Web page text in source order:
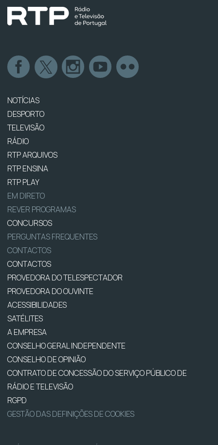
NOTÍCIAS
DESPORTO
TELEVISÃO
RÁDIO
RTP ARQUIVOS
RTP ENSINA
RTP PLAY
EM DIRETO
REVER PROGRAMAS
CONCURSOS
PERGUNTAS FREQUENTES
CONTACTOS
CONTACTOS
PROVEDORA DO TELESPECTADOR
PROVEDORA DO OUVINTE
ACESSIBILIDADES
SATÉLITES
A EMPRESA
CONSELHO GERAL INDEPENDENTE
CONSELHO DE OPINIÃO
CONTRATO DE CONCESSÃO DO SERVIÇO PÚBLICO DE
RÁDIO E TELEVISÃO
RGPD
GESTÃO DAS DEFINIÇÕES DE COOKIES